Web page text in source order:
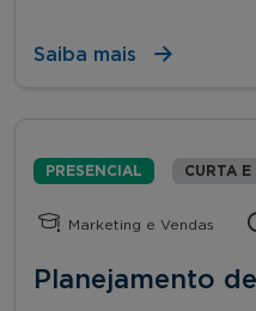
Saiba mais
PRESENCIAL CURTA E
Marketing e Vendas
Planejamento